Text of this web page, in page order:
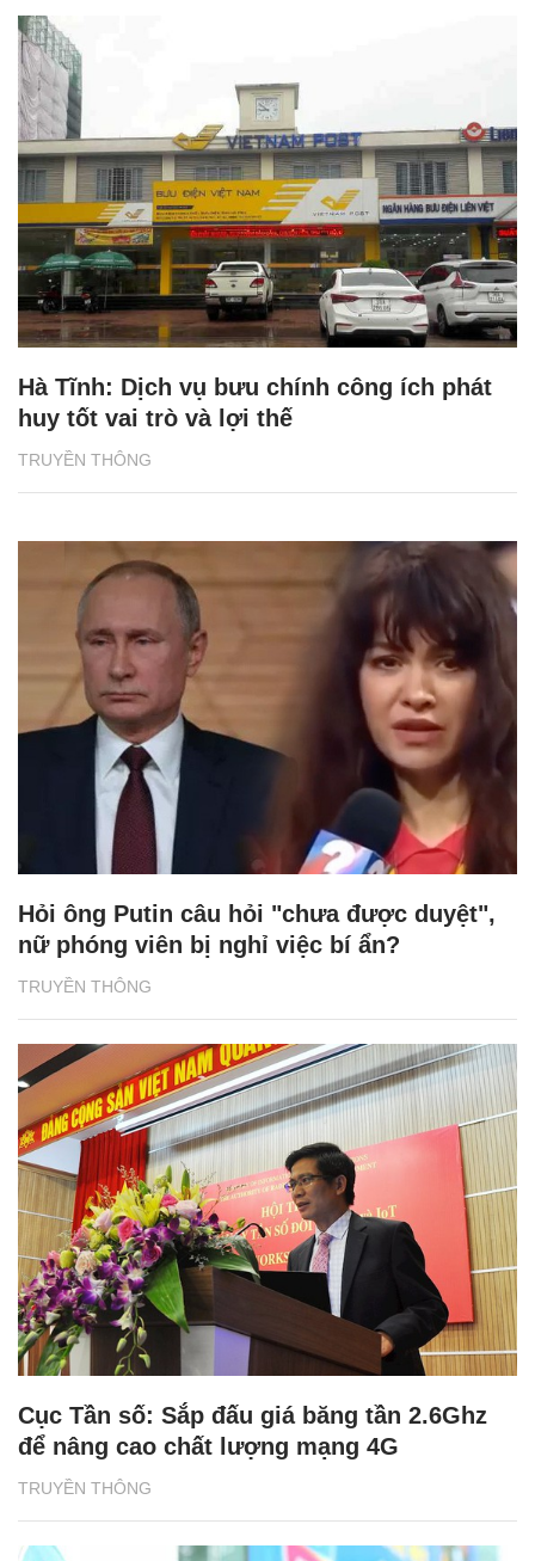
TRUYỀN THÔNG
Hà Tĩnh: Dịch vụ bưu chính công ích phát
huy tốt vai trò và lợi thế
TRUYỀN THÔNG
Hỏi ông Putin câu hỏi "chưa được duyệt",
nữ phóng viên bị nghỉ việc bí ẩn?
TRUYỀN THÔNG
Cục Tần số: Sắp đấu giá băng tần 2.6Ghz
để nâng cao chất lượng mạng 4G